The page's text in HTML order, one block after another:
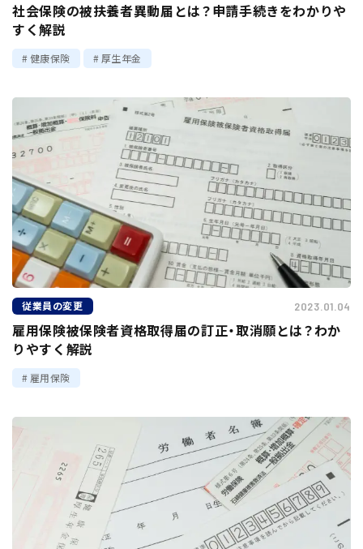
社会保険の被扶養者異動届とは？申請手続きをわかりや
すく解説
健康保険 厚生年金
従業員の変更 2023.01.04
雇用保険被保険者資格取得届の訂正・取消願とは？わか
りやすく解説
雇用保険